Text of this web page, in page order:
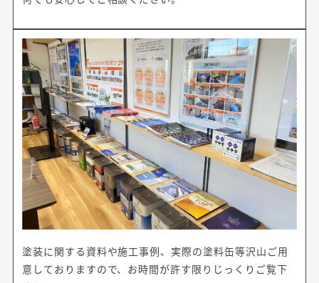
塗装に関する資料や施工事例、実際の塗料缶等沢山ご用
意しておりますので、お時間が許す限りじっくりご覧下